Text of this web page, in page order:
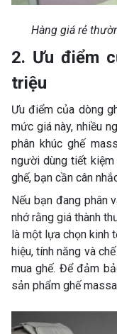
Hàng giá rẻ
2. Ưu điểm
triệu
Ưu điểm của dòng
mức giá này, nhiều
phân khúc ghế
người dùng tiết
ghế, bạn cần cân
Nếu bạn đang phân
nhớ rằng giá thành
là một lựa chọn kinh
hiệu, tính năng và
mua ghế. Để đảm
sản phẩm ghế